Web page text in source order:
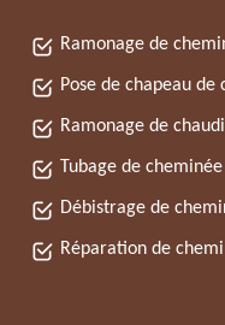
Ramonage de
Pose de chapeau de
Ramonage de
Tubage de
Débistrage de
Réparation de